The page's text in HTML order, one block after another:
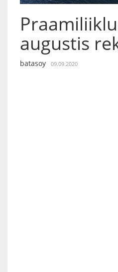
augustis
batasoy 09.09.2020